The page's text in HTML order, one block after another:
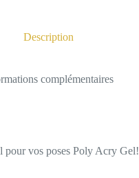
Description
complémentaires
pour vos poses Poly Acry Gel!